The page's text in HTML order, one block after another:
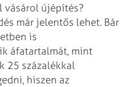
vásárol újépítés?
már jelentős lehet. Bár
is
áfatartalmát, mint
25 százalékkal
hiszen az